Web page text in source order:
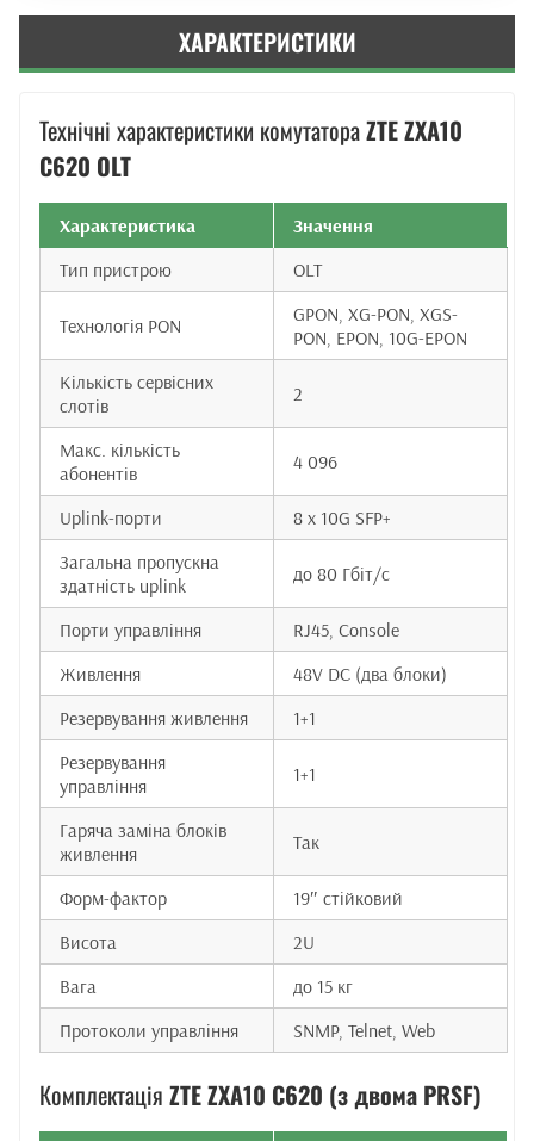
кількість
ХАРАКТЕРИСТИКИ
Технічні характеристики комутатораZTE ZXA10
C620 OLT
Характеристика
Значення
Тип пристрою
OLT
Технологія PON
GPON, XG-PON, XGS-
PON, EPON, 10G-EPON
Кількість сервісних
слотів
2
Макс. кількість
абонентів
4 096
Uplink-порти
8 x 10G SFP+
Загальна пропускна
здатність uplink
до 80 Гбіт/с
Порти управління
RJ45, Console
Живлення
48V DC (два блоки)
Резервування живлення
1+1
Резервування
управління
1+1
Гаряча заміна блоків
живлення
Так
Форм-фактор
19″ стійковий
Висота
2U
Вага
до 15 кг
Протоколи управління
SNMP, Telnet, Web
Комплектація ZTE ZXA10 C620 (з двома PRSF)